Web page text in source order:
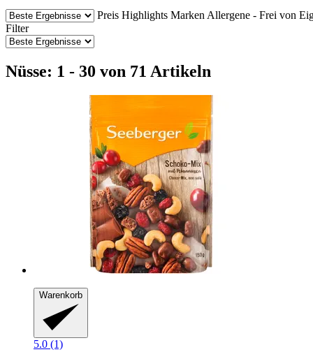
Preis Highlights Marken Allergene - Frei von
Filter
Nüsse: 1 - 30 von 71 Artikeln
Warenkorb
5.0 (1)